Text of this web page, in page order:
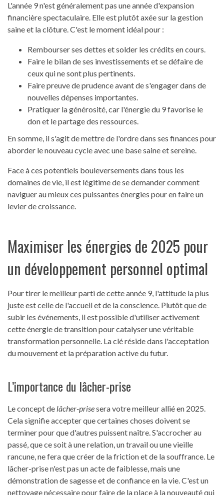
L'année 9 n'est généralement pas une année d'expansion
financière spectaculaire. Elle est plutôt axée sur la gestion
saine et la clôture. C'est le moment idéal pour :
Rembourser ses dettes et solder les crédits en cours.
Faire le bilan de ses investissements et se défaire de
ceux qui ne sont plus pertinents.
Faire preuve de prudence avant de s'engager dans de
nouvelles dépenses importantes.
Pratiquer la générosité, car l'énergie du 9 favorise le
don et le partage des ressources.
En somme, il s'agit de mettre de l'ordre dans ses finances pour
aborder le nouveau cycle avec une base saine et sereine.
Face à ces potentiels bouleversements dans tous les
domaines de vie, il est légitime de se demander comment
naviguer au mieux ces puissantes énergies pour en faire un
levier de croissance.
Maximiser les énergies de 2025 pour
un développement personnel optimal
Pour tirer le meilleur parti de cette année 9, l'attitude la plus
juste est celle de l'accueil et de la conscience. Plutôt que de
subir les événements, il est possible d'utiliser activement
cette énergie de transition pour catalyser une véritable
transformation personnelle. La clé réside dans l'acceptation
du mouvement et la préparation active du futur.
L’importance du lâcher-prise
Le concept de lâcher-prisesera votre meilleur allié en 2025.
Cela signifie accepter que certaines choses doivent se
terminer pour que d'autres puissent naître. S'accrocher au
passé, que ce soit à une relation, un travail ou une vieille
rancune, ne fera que créer de la friction et de la souffrance. Le
lâcher-prise n'est pas un acte de faiblesse, mais une
démonstration de sagesse et de confiance en la vie. C'est un
nettoyage nécessaire pour faire de la place à la nouveauté qui